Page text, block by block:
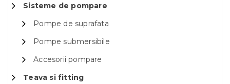
Sisteme de pompare
Pompe de suprafata
Pompe submersibile
Accesorii pompare
Teava si fitting